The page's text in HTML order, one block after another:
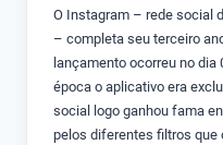
O Instagram – rede social
– completa seu terceiro
lançamento ocorreu no dia
época o aplicativo era
social logo ganhou fama
pelos diferentes filtros que